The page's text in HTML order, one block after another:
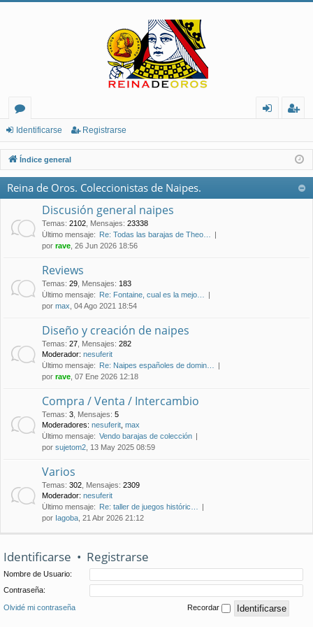
or
os
nt
ifi
ist
ra
Identificarse Registrarse
Índice general
Reina de Oros. Coleccionistas de Naipes.
Discusión general naipes
Temas: 2102 Mensajes: 23338
Último mensaje: Re: Todas las barajas de Theo…
por rave , 26 Jun 2026 18:56
Reviews
Temas: 29 Mensajes: 183
Último mensaje: Re: Fontaine, cual es la mejo…
por max , 04 Ago 2021 18:54
Diseño y creación de naipes
Temas: 27 Mensajes: 282
Moderador: nesuferit
Último mensaje: Re: Naipes españoles de domin…
por rave , 07 Ene 2026 12:18
Compra / Venta / Intercambio
Temas: 3 Mensajes: 5
Moderadores: nesuferit max
Último mensaje: Vendo barajas de colección
por sujetom2 , 13 May 2025 08:59
Varios
Temas: 302 Mensajes: 2309
Moderador: nesuferit
Último mensaje: Re: taller de juegos históric…
por Iagoba , 21 Abr 2026 21:12
Identificarse • Registrarse
Nombre de Usuario:
Contraseña:
Olvidé mi contraseña Recordar